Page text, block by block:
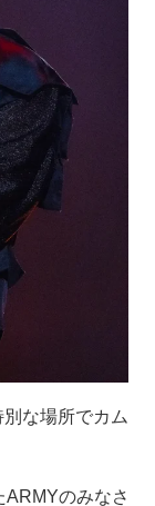
な場所でカム
ARMYのみなさ